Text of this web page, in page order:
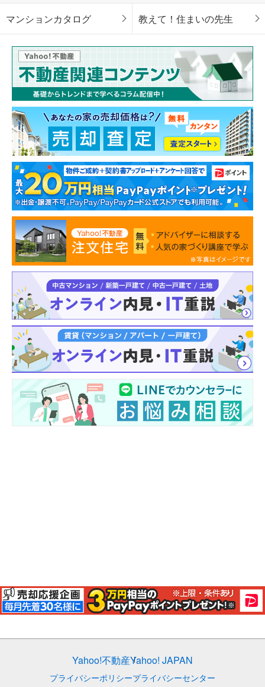
マンションカタログ 教えて！住まいの先生
Yahoo!不動産Yahoo! JAPAN
プライバシーポリシープライバシーセンター